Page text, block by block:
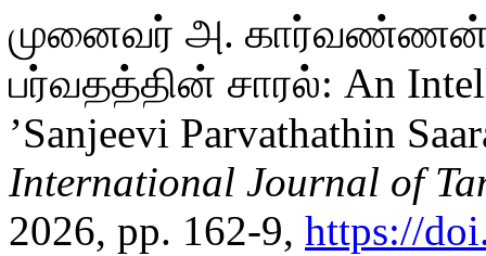
முனைவர் அ. கார்வண்ணன்.
பர்வதத்தின் சாரல்: An
’Sanjeevi Parvathathin
International Journal of
2026, pp. 162-9, https://